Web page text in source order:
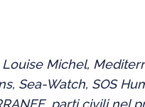
Louise Michel,
Sea-Watch, SOS
parti civili nel